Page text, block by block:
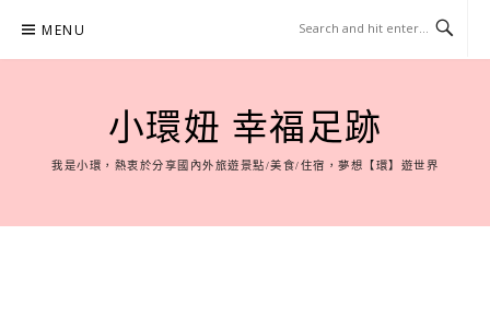
content
MENU
小環妞 幸福足跡
我是小環，熱衷於分享國內外旅遊景點/美食/住宿，夢想【環】遊世界